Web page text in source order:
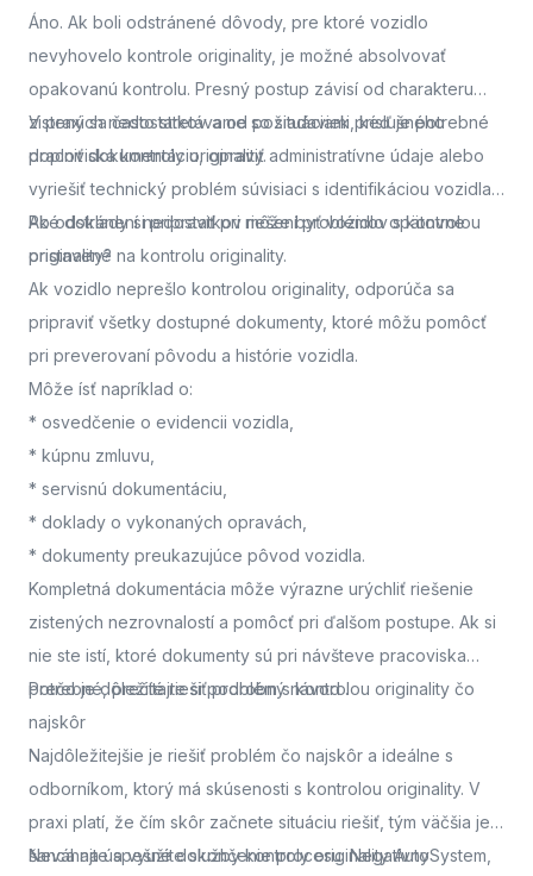
Áno. Ak boli odstránené dôvody, pre ktoré vozidlo
nevyhovelo kontrole originality, je možné absolvovať
opakovanú kontrolu. Presný postup závisí od charakteru
zistených nedostatkov a od požiadaviek príslušného
pracoviska kontroly originality.
V praxi sa často stretávame so situáciami, keď je potrebné
doplniť dokumentáciu, opraviť administratívne údaje alebo
vyriešiť technický problém súvisiaci s identifikáciou vozidla.
Po odstránení nedostatkov môže byť vozidlo opätovne
pristavené na kontrolu originality.
Aké doklady si pripraviť pri riešení problémov s kontrolou
originality?
Ak vozidlo neprešlo kontrolou originality, odporúča sa
pripraviť všetky dostupné dokumenty, ktoré môžu pomôcť
pri preverovaní pôvodu a histórie vozidla.
Môže ísť napríklad o:
* osvedčenie o evidencii vozidla,
* kúpnu zmluvu,
* servisnú dokumentáciu,
* doklady o vykonaných opravách,
* dokumenty preukazujúce pôvod vozidla.
Kompletná dokumentácia môže výrazne urýchliť riešenie
zistených nezrovnalostí a pomôcť pri ďalšom postupe. Ak si
nie ste istí, ktoré dokumenty sú pri návšteve pracoviska
potrebné, prečítajte si podrobný návod.
Prečo je dôležité riešiť problém s kontrolou originality čo
najskôr
Najdôležitejšie je riešiť problém čo najskôr a ideálne s
odborníkom, ktorý má skúsenosti s kontrolou originality. V
praxi platí, že čím skôr začnete situáciu riešiť, tým väčšia je
šanca na úspešné dokončenie procesu. Negatívny
Neváhajte a využite služby kontroly originality AutoSystem,